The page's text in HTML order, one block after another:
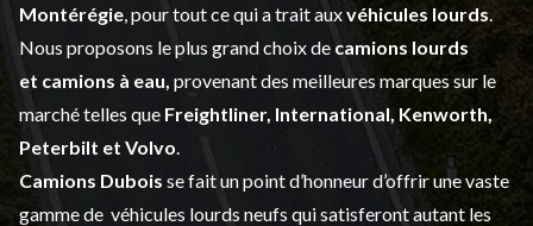
Montérégie , pour tout ce qui a trait auxvéhicules lourds
Nous proposons le plus grand choix de camions lourds
et camions à eau, provenant des meilleures marques sur le
marché telles que Freightliner, International, Kenworth,
Peterbilt et Volvo
Camions Dubois se fait un point d’honneur d’offrir une vaste
gamme de véhicules lourds neufs qui satisferont autant les